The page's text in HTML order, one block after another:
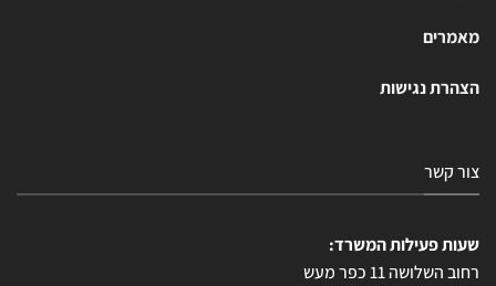
מאמרים
הצהרת נגישות
צור קשר
שעות פעילות המשרד:
רחוב השלושה 11 כפר מעש